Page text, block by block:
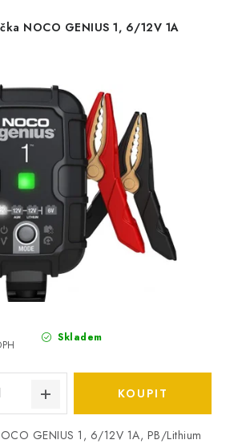
NOCO GENIUS 1, 6/12V 1A
Skladem
GENIUS 1, 6/12V 1A, PB/Lithium